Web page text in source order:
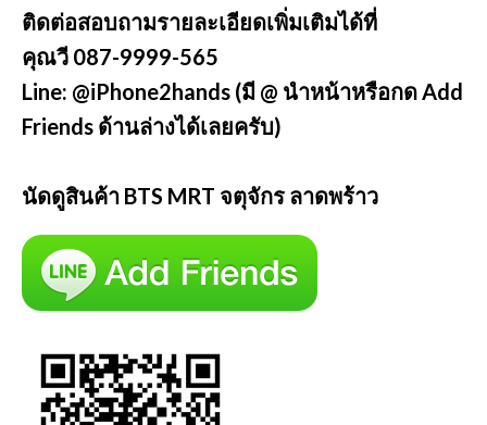
ติดต่อสอบถามรายละเอียดเพิ่มเติมได้ที่
คุณวี 087-9999-565
Line: @iPhone2hands (มี @ นำหน้าหรือกด Add
Friends ด้านล่างได้เลยครับ)
นัดดูสินค้า BTS MRT จตุจักร ลาดพร้าว